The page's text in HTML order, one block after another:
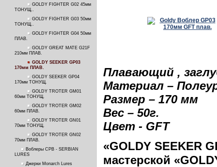
GOLDY FIGHTER G02 45мм
ТОНУЩ..
GOLDY FIGHTER G03 50мм
ТОНУЩ..
GOLDY FIGHTER G04 50мм
ПЛАВ.
GOLDY GREAT MATE G21F
210мм ПЛАВ.
GOLDY SEEKER GP03
170мм ПЛАВ.
GOLDY SEEKER GP04
170мм ТОНУЩ.
GOLDY TROTER GM01
60мм ТОНУЩ.
GOLDY TROTER GM02
60мм ПЛАВ.
GOLDY TROTER GN01
70мм ТОНУЩ.
GOLDY TROTER GN02
70мм ПЛАВ.
Воблеры СРВ - SERBIAN
LURES
Джерки Monarch Lures
Плавающий ,
Материал –
Размер – 170 мм
Вес – 50г.
Цвет - GFT
«GOLDY SEEKER
мастерской